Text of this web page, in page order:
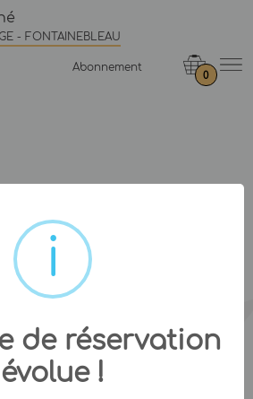
- FONTAINEBLEAU
Abonnement
0
de réservation
évolue !